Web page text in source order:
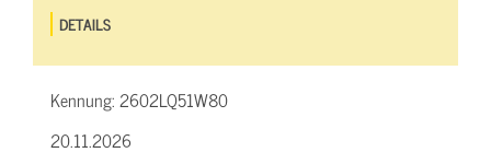
DETAILS
Kennung:2602LQ51W80
20.11.2026